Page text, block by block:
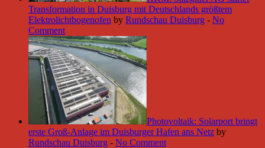
Transformation in Duisburg mit Deutschlands größtem
Elektrolichtbogenofen by Rundschau Duisburg - No
Comment
Photovoltaik: Solarport bringt
erste Groß-Anlage im Duisburger Hafen ans Netz by
Rundschau Duisburg - No Comment